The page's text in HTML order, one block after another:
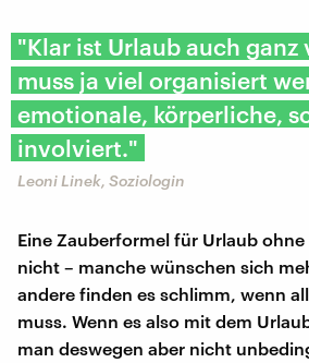
"Klar ist Urlaub auch ganz
muss ja viel organisiert
emotionale, körperliche,
involviert."
Leoni Linek, Soziologin
Eine Zauberformel für Urlaub
nicht – manche wünschen sich
andere finden es schlimm, wenn
muss. Wenn es also mit dem
man deswegen aber nicht